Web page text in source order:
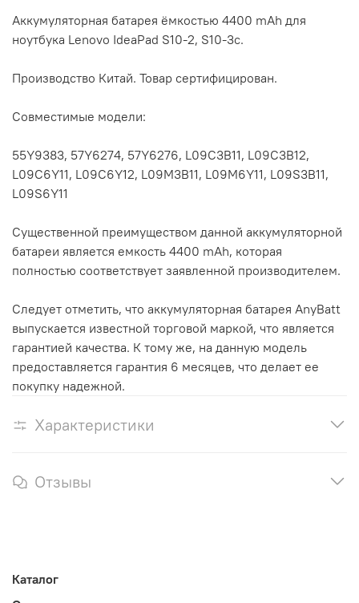
Аккумуляторная батарея ёмкостью 4400 mAh для
ноутбука Lenovo IdeaPad S10-2, S10-3с.
Производство Китай. Товар сертифицирован.
Совместимые модели:
55Y9383, 57Y6274, 57Y6276, L09C3B11, L09C3B12,
L09C6Y11, L09C6Y12, L09M3B11, L09M6Y11, L09S3B11,
L09S6Y11
Существенной преимуществом данной аккумуляторной
батареи является емкость 4400 mAh, которая
полностью соответствует заявленной производителем.
Следует отметить, что аккумуляторная батарея AnyBatt
выпускается известной торговой маркой, что является
гарантией качества. К тому же, на данную модель
предоставляется гарантия 6 месяцев, что делает ее
покупку надежной.
Характеристики
Отзывы
Каталог